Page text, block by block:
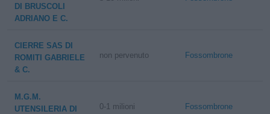
DI BRUSCOLI
ADRIANO E C.
CIERRE SAS DI
ROMITI GABRIELE
& C.
non pervenuto Fossombrone
M.G.M.
UTENSILERIA DI
0-1 milioni Fossombrone